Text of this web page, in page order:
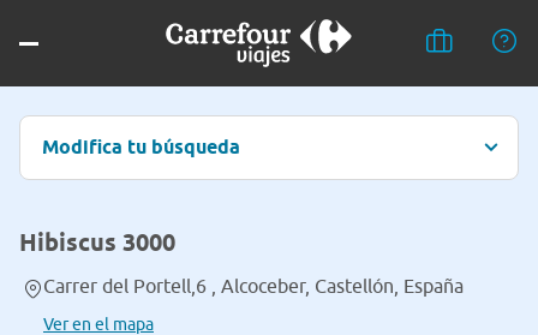
Modifica tu búsqueda
Hibiscus 3000
Carrer del Portell,6 , Alcoceber, Castellón, España
Ver en el mapa